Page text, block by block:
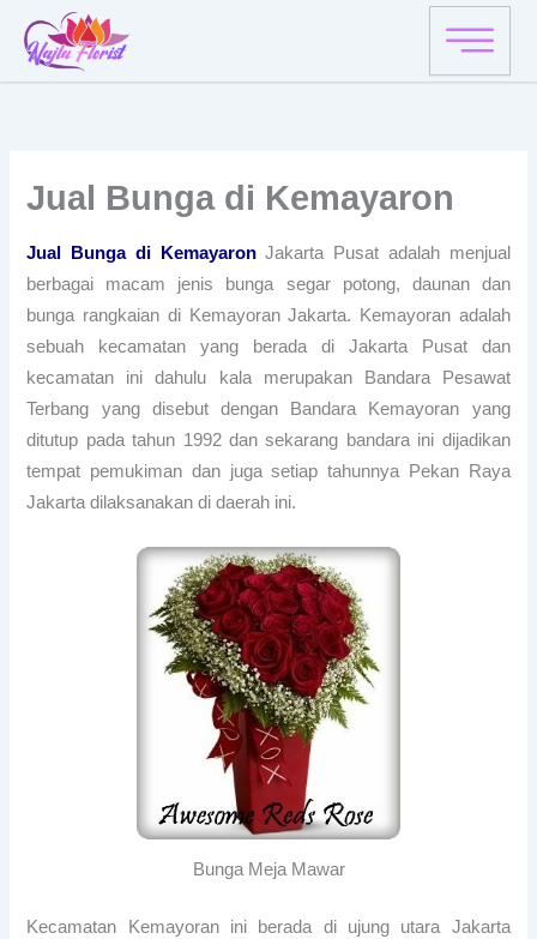
Jual Bunga di Kemayaron
Jual Bunga di KemayaronJakarta Pusat adalah menjual
berbagai macam jenis bunga segar potong, daunan dan
bunga rangkaian di Kemayoran Jakarta. Kemayoran adalah
sebuah kecamatan yang berada di Jakarta Pusat dan
kecamatan ini dahulu kala merupakan Bandara Pesawat
Terbang yang disebut dengan Bandara Kemayoran yang
ditutup pada tahun 1992 dan sekarang bandara ini dijadikan
tempat pemukiman dan juga setiap tahunnya Pekan Raya
Jakarta dilaksanakan di daerah ini.
Bunga Meja Mawar
Kecamatan Kemayoran ini berada di ujung utara Jakarta